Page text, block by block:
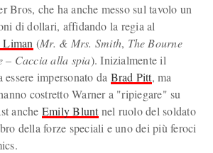
Bros, che ha anche messo sul tavolo un
di dollari, affidando la regia al
(Mr. & Mrs. Smith, The Bourne
– Caccia alla spia). Inizialmente il
impersonato da Brad Pitt, ma
costretto Warner a "ripiegare" su
anche Emily Bluntnel ruolo del soldato
della forze speciali e uno dei più feroci